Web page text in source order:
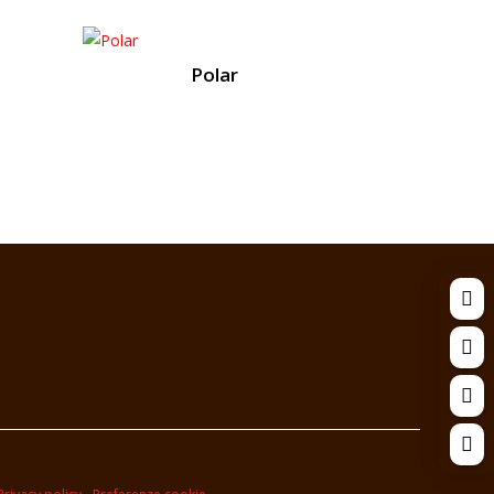
Polar



